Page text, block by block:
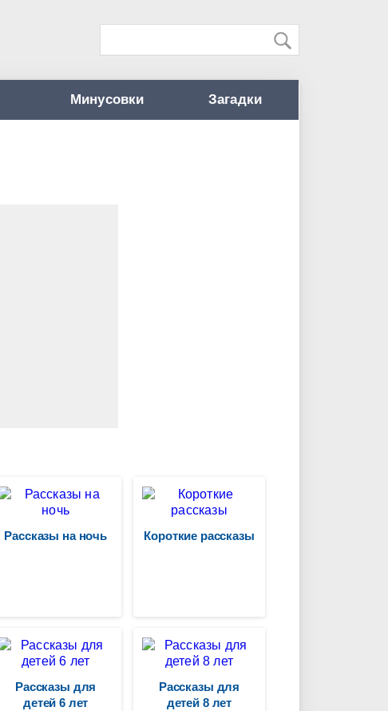
Минусовки Загадки
Рассказы на ночь Короткие рассказы
Рассказы для
детей 6 лет
Рассказы для
детей 8 лет